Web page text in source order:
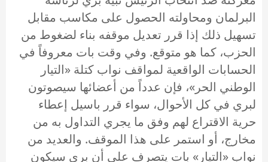
البرلمان ومحاولته الحصول على مكاسب مقابل
تسهيل ذلك إذا قرر تعديل موقفه بناء لضغوط من
الحزب، كما هو متوقع. وفي وقت بات معروفاً في
الحسابات الواقعية لمواقف نواب كتلة «التيار
الوطني الحر»، فإن عدداً من أعضائها سيصوتون
لبري في كل الأحوال، سواء قرر باسيل إعطاء
حرية الاقتراع لهم وفق ما يجري التداول به من
مخارج، أو استمر على هذا الموقف. والعديد من
نواب «التيار» بات يتصرف على أن بري سيكون